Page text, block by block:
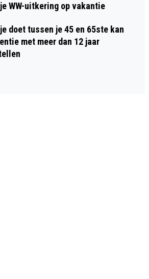
WW-uitkering op vakantie
doet tussen je 45 en 65ste kan
met meer dan 12 jaar